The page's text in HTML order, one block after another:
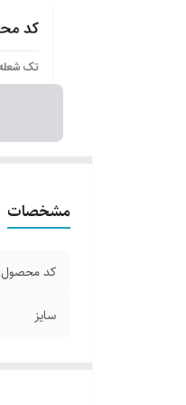
مشخصات
کد محصول
سایز